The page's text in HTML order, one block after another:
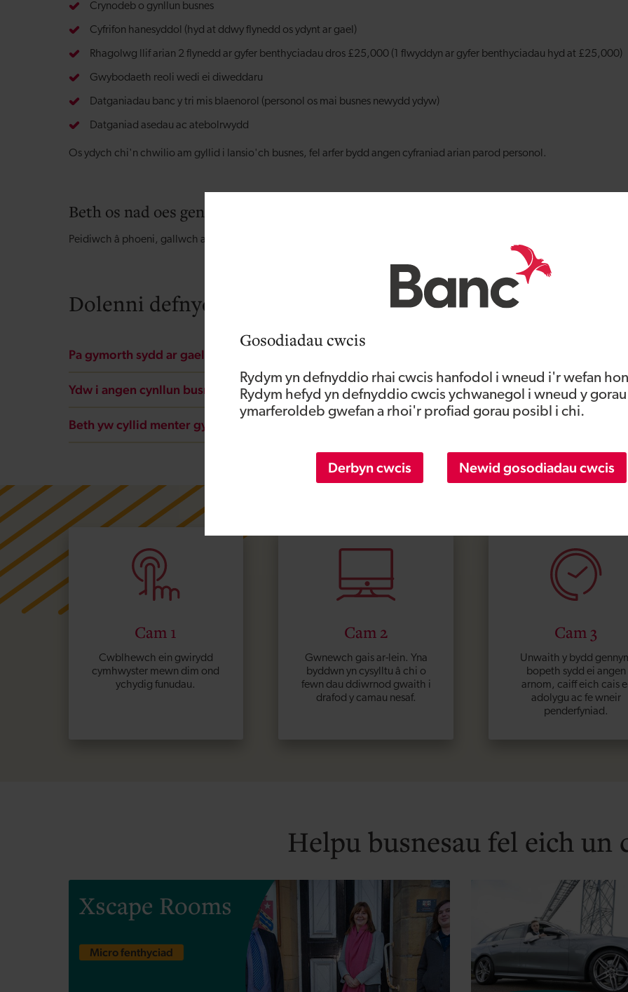
Gosodiadau cwcis
Rydym yn defnyddio rhai cwcis hanfodol i wneud i'r wefan
Rydym hefyd yn defnyddio cwcis ychwanegol i wneud y
ymarferoldeb gwefan a rhoi'r profiad gorau posibl i chi.
Derbyn cwcis Newid gosodiadau cwcis
Crynodeb o gynllun busnes
Cyfrifon hanesyddol (hyd at ddwy flynedd os ydynt ar gael)
Rhagolwg llif arian 2 flynedd ar gyfer benthyciadau dros £25,000 (1 flwyddyn ar gyfer benthyciadau hyd at £25,000)
Gwybodaeth reoli wedi ei diweddaru
Datganiadau banc y tri mis blaenorol (personol os mai busnes newydd ydyw)
Datganiad asedau ac atebolrwydd
Os ydych chi'n chwilio am gyllid i lansio'ch busnes, fel arfer bydd angen cyfraniad arian parod personol.
Beth os nad oes gen i bob un o’r rhain ar hyn o bryd?
Peidiwch â phoeni, gallwch arbed eich cynnydd ar ein ffurflen gais ar-lein neu anfonwch eich dogfennau ategol atom yn
Dolenni defnyddiol
Pa gymorth sydd ar gael i fentergarwyr ifanc?
Ydw i angen cynllun busnes i wneud cais am fenthyciad dechrau busnes?
Beth yw cyllid menter gymdeithasol?
Cam 1
Cwblhewch ein gwirydd
cymhwyster mewn dim ond
ychydig funudau.
Cam 2
Gwnewch gais ar-lein. Yna
byddwn yn cysylltu â chi o
fewn dau ddiwrnod gwaith i
drafod y camau nesaf.
Cam 3
Unwaith y bydd
bopeth sydd ei angen
arnom, caiff eich cais ei
adolygu ac fe wneir
penderfyniad.
Helpu busnesau fel eich un
Xscape Rooms
Micro fenthyciad